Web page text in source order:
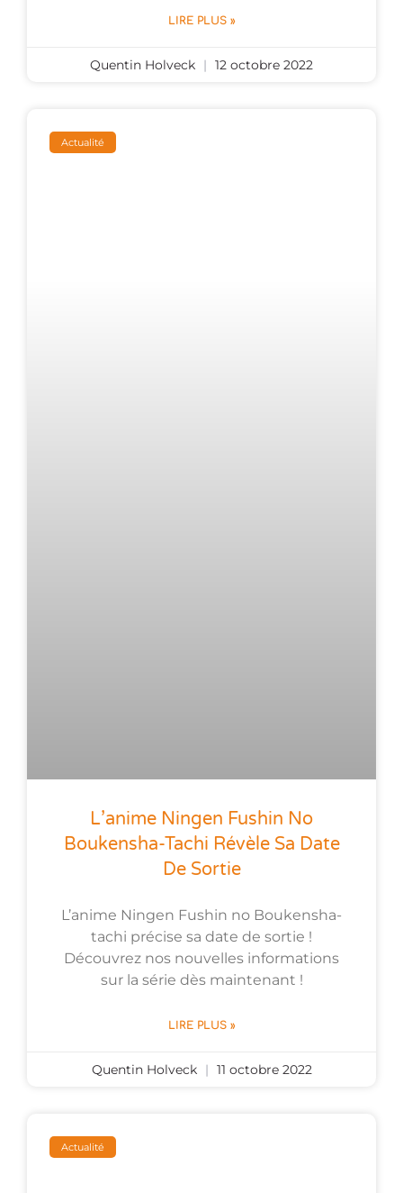
LIRE PLUS »
Quentin Holveck 12 octobre 2022
Actualité
L’anime Ningen Fushin No
Boukensha-Tachi Révèle Sa Date
De Sortie
L’anime Ningen Fushin no Boukensha-
tachi précise sa date de sortie !
Découvrez nos nouvelles informations
sur la série dès maintenant !
LIRE PLUS »
Quentin Holveck 11 octobre 2022
Actualité